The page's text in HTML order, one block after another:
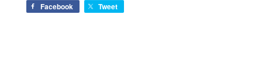
Facebook Tweet